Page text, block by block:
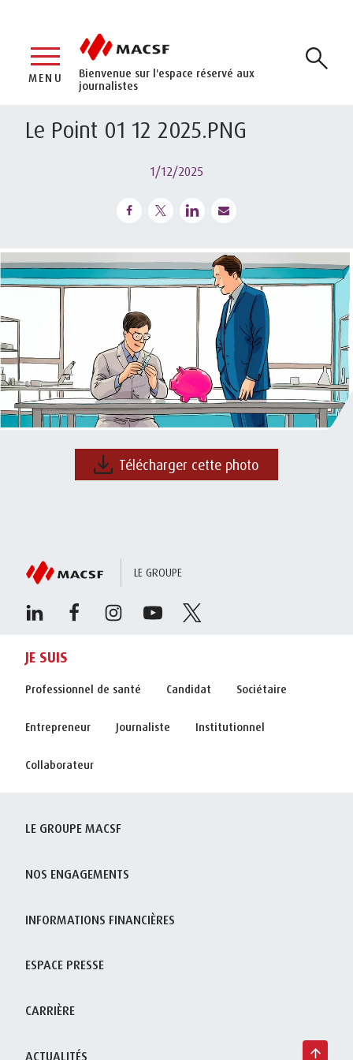
Bienvenue sur l'espace réservé aux
journalistes
MENU
Le Point 01 12 2025.PNG
1/12/2025
Télécharger cette photo
LE GROUPE
JE SUIS
Professionnel de santé Candidat Sociétaire
Entrepreneur Journaliste Institutionnel
Collaborateur
LE GROUPE MACSF
NOS ENGAGEMENTS
INFORMATIONS FINANCIÈRES
ESPACE PRESSE
CARRIÈRE
ACTUALITÉS